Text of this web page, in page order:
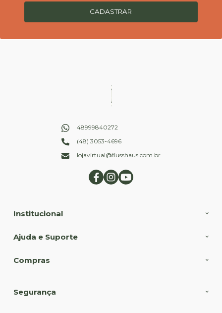
CADASTRAR
48999840272
(48) 3053-4696
lojavirtual@flusshaus.com.br
Institucional
Ajuda e Suporte
Compras
Segurança